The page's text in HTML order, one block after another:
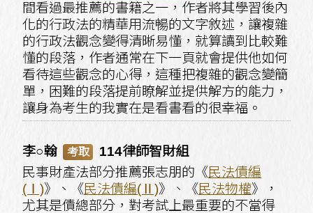
間看過最推薦的書籍之一，作者將其學習後內
化的行政法的精華用流暢的文字敘述，讓複雜
的行政法觀念變得清晰易懂，就算讀到比較難
懂的段落，作者通常在下一頁就會提供他如何
看待這些觀念的心得，這種把複雜的觀念變簡
單，困難的段落提前瞭解並提供解方的能力，
讓身為考生的我實在是看書看的很幸福。
李○翰 考取
114律師智財組
民事財產法部分推薦張志朋的《民法債編
(Ⅰ)》、《民法債編(Ⅱ)》、《民法物權》，
尤其是債總部分，對考試上最重要的不當得